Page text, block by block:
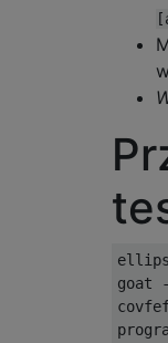
goat